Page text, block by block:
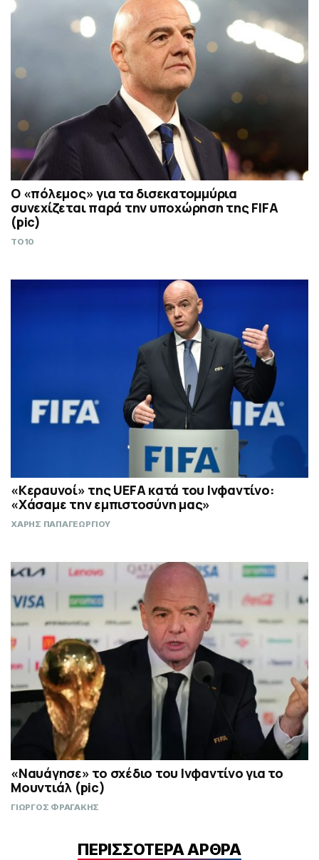
Ο «πόλεμος» για τα δισεκατομμύρια
συνεχίζεται παρά την υποχώρηση της FIFA
(pic)
TO10
«Κεραυνοί» της UEFA κατά του Ινφαντίνο:
«Χάσαμε την εμπιστοσύνη μας»
ΧΑΡΗΣ ΠΑΠΑΓΕΩΡΓΙΟΥ
«Ναυάγησε» το σχέδιο του Ινφαντίνο για το
Μουντιάλ (pic)
ΓΙΩΡΓΟΣ ΦΡΑΓΑΚΗΣ
ΠΕΡΙΣΣΟΤΕΡΑ ΑΡΘΡΑ